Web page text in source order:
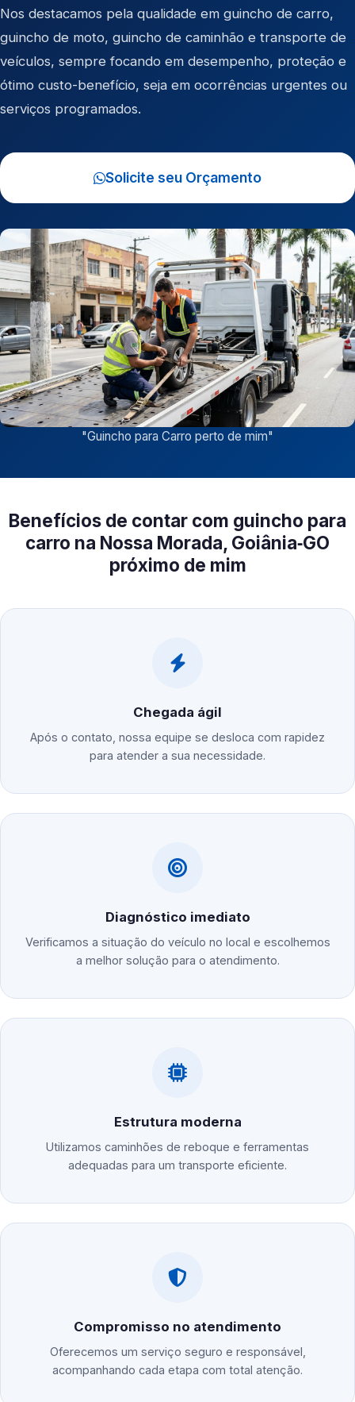
Nos destacamos pela qualidade em guincho de carro,
guincho de moto, guincho de caminhão e transporte de
veículos, sempre focando em desempenho, proteção e
ótimo custo-benefício, seja em ocorrências urgentes ou
serviços programados.
Solicite seu Orçamento
"Guincho para Carro perto de mim"
Benefícios de contar com guincho para
carro na Nossa Morada, Goiânia‑GO
próximo de mim
Chegada ágil
Após o contato, nossa equipe se desloca com rapidez
para atender a sua necessidade.
Diagnóstico imediato
Verificamos a situação do veículo no local e escolhemos
a melhor solução para o atendimento.
Estrutura moderna
Utilizamos caminhões de reboque e ferramentas
adequadas para um transporte eficiente.
Compromisso no atendimento
Oferecemos um serviço seguro e responsável,
acompanhando cada etapa com total atenção.